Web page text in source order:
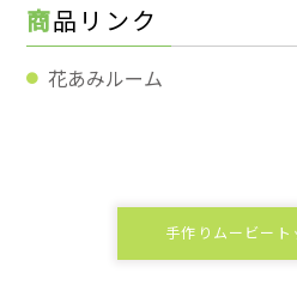
商品リンク
花あみルーム
手作りムービート